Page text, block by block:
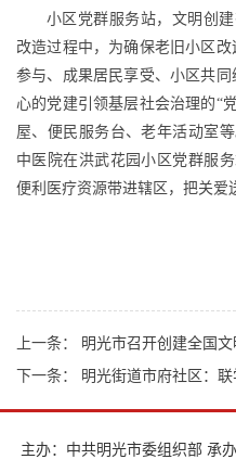
小区党群服务站，文明创
改造过程中，为确保老旧小区
参与、成果居民享受、小区共
心的党建引领基层社会治理的“
屋、便民服务台、老年活动室
中医院在洪武花园小区党群服
便利医疗资源带进辖区，把关爱
上一条：
明光市召开创建全国文
下一条：
明光街道市府社区：联
主办：中共明光市委组织部 承